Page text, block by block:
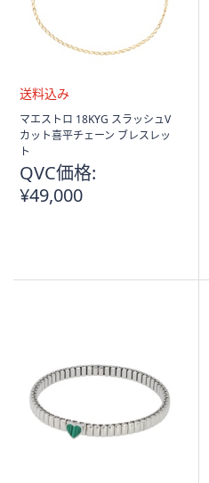
送
料
込
マエストロ 18KYG スラッシュV
カット喜平チェーン ブレスレッ
ト
QVC価格:
¥49,000